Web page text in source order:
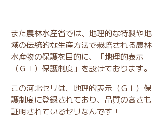
また農林水産省では、地理的な特製や地
域の伝統的な生産方法で栽培される農林
水産物の保護を目的に、「地理的表示
（ＧＩ）保護制度」を設けております。
この河北セリは、地理的表示（ＧＩ）保
護制度に登録されており、品質の高さも
証明されているセリなんです！